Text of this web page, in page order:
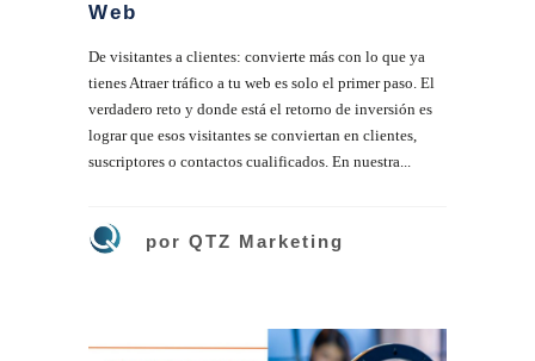
Web
De visitantes a clientes: convierte más con lo que ya
tienes Atraer tráfico a tu web es solo el primer paso. El
verdadero reto y donde está el retorno de inversión es
lograr que esos visitantes se conviertan en clientes,
suscriptores o contactos cualificados. En nuestra...
por QTZ Marketing